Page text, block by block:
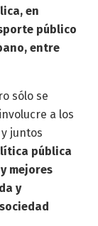
en
público
entre
sólo se
a los
juntos
pública
mejores
y